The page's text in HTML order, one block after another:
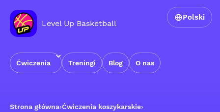
Level Up Basketball
Ćwiczenia Treningi Blog O nas
Polski
Strona główna›Ćwiczenia koszykarskie›